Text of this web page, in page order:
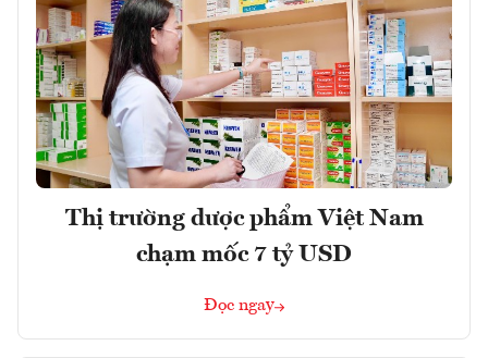
Thị trường dược phẩm Việt Nam
chạm mốc 7 tỷ USD
Đọc ngay